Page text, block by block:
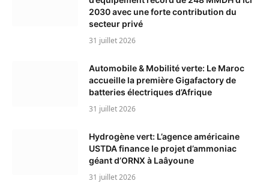
2030 avec une forte contribution du
secteur privé
31 juillet 2026
Automobile & Mobilité verte: Le Maroc
accueille la première Gigafactory de
batteries électriques d’Afrique
31 juillet 2026
Hydrogène vert: L’agence américaine
USTDA finance le projet d’ammoniac
géant d’ORNX à Laâyoune
31 juillet 2026